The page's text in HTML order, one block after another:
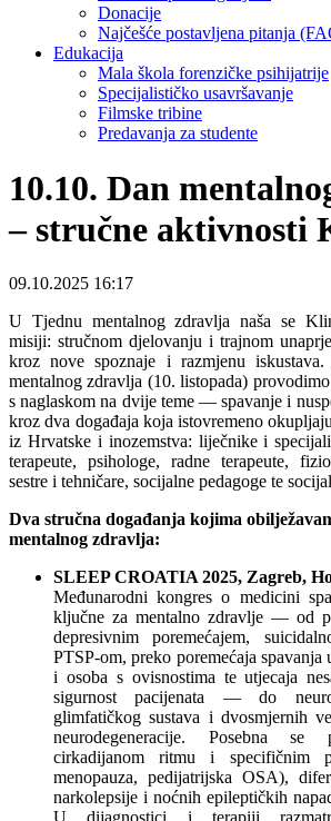
Donacije
Najčešće postavljena pitanja
Edukacija
Mala škola forenzičke psihijatrije
Specijalističko usavršavanje
Filmske tribine
Predavanja za studente
10.10. Dan
– stručne aktivnosti
09.10.2025 16:17
U Tjednu mentalnog zdravlja naša se
misiji: stručnom djelovanju i trajnom
kroz nove spoznaje i razmjenu
mentalnog zdravlja (10. listopada)
s naglaskom na dvije teme — spavanje i
kroz dva događaja koja istovremeno
iz Hrvatske i inozemstva: liječnike i
terapeute, psihologe, radne terapeute,
sestre i tehničare, socijalne pedagoge te
Dva stručna događanja kojima
mentalnog zdravlja:
SLEEP CROATIA 2025, Zagreb,
Međunarodni kongres o medicini
ključne za mentalno zdravlje — od
depresivnim poremećajem,
PTSP-om, preko poremećaja
i osoba s ovisnostima te utjecaja
sigurnost pacijenata — do
glimfatičkog sustava i dvosmjernih
neurodegeneracije. Posebna se
cirkadijanom ritmu i specifičnim
menopauza, pedijatrijska OSA),
narkolepsije i noćnih epileptičkih
U dijagnostici i terapiji